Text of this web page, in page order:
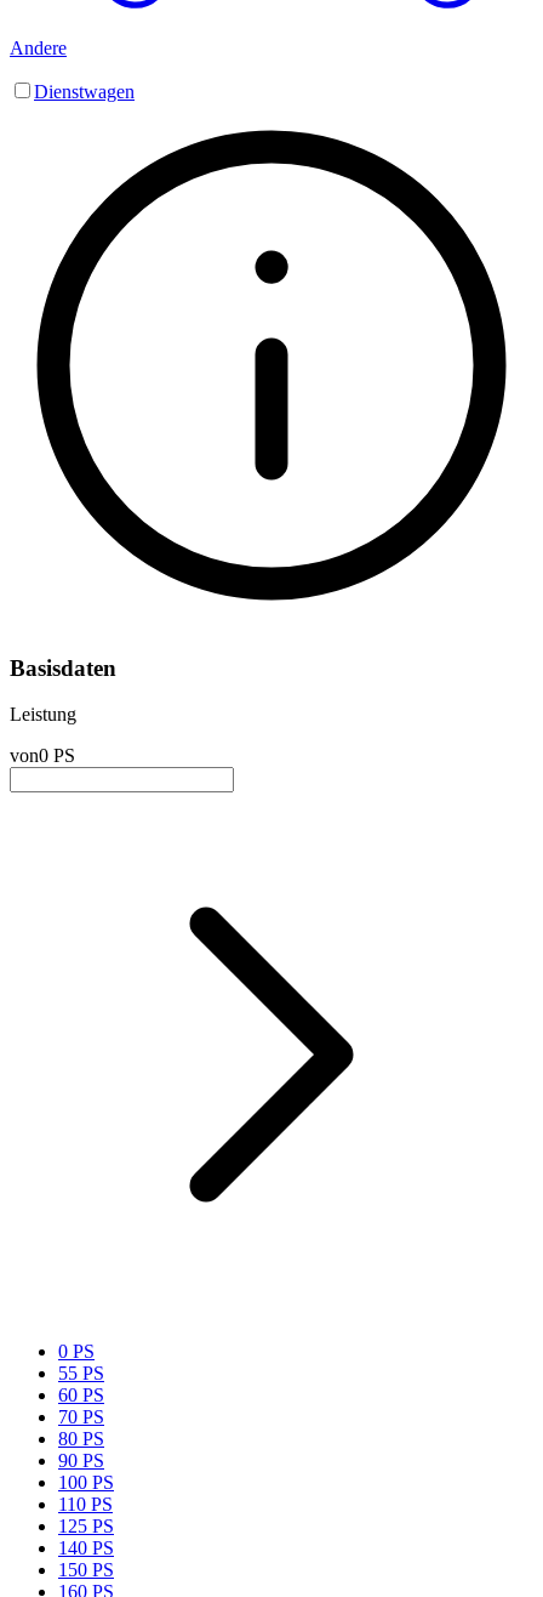
Andere
Dienstwagen
Basisdaten
Leistung
von0 PS
0 PS
55 PS
60 PS
70 PS
80 PS
90 PS
100 PS
110 PS
125 PS
140 PS
150 PS
160 PS